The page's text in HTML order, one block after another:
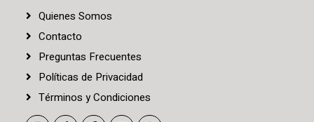
Quienes Somos
Contacto
Preguntas Frecuentes
Políticas de Privacidad
Términos yCondiciones